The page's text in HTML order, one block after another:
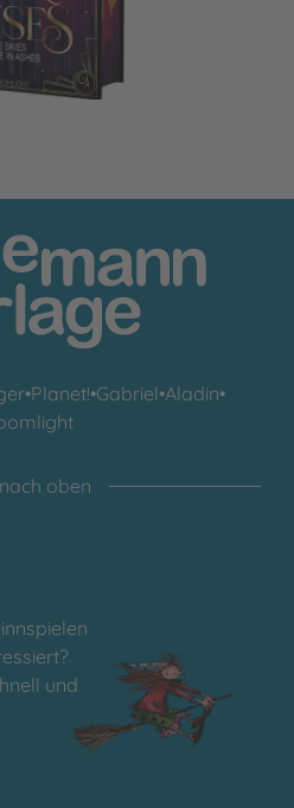
•Planet!•Gabriel•Aladin•
nach oben
und